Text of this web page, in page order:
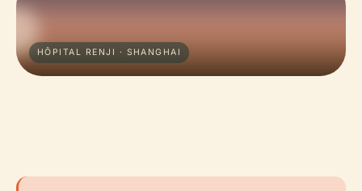
HÔPITAL RENJI · SHANGHAI